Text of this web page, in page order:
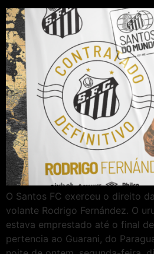
O Santos FC exerceu o direito
volante Rodrigo Fernández. O
estava emprestado até o final
pertencia ao Guarani, do